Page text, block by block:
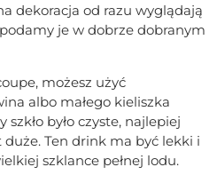
dekoracja od razu wyglądają
je w dobrze dobranym
możesz użyć
albo małego kieliszka
było czyste, najlepiej
duże. Ten drink ma być lekki i
szklance pełnej lodu.